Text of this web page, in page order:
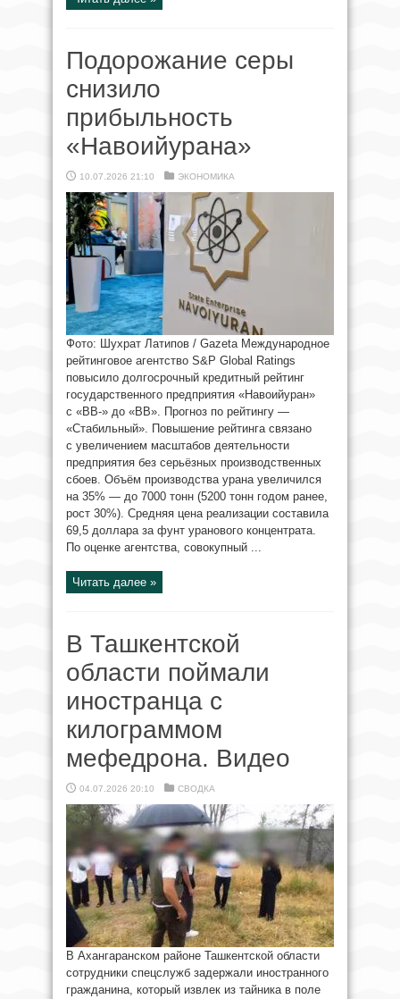
Подорожание серы
снизило
прибыльность
«Навоийурана»
10.07.2026 21:10 ЭКОНОМИКА
Фото: Шухрат Латипов / Gazeta Международное
рейтинговое агентство S&P Global Ratings
повысило долгосрочный кредитный рейтинг
государственного предприятия «Навоийуран»
с «BB-» до «BB». Прогноз по рейтингу —
«Стабильный». Повышение рейтинга связано
с увеличением масштабов деятельности
предприятия без серьёзных производственных
сбоев. Объём производства урана увеличился
на 35% — до 7000 тонн (5200 тонн годом ранее,
рост 30%). Средняя цена реализации составила
69,5 доллара за фунт уранового концентрата.
По оценке агентства, совокупный ...
Читать далее »
В Ташкентской
области поймали
иностранца с
килограммом
мефедрона. Видео
04.07.2026 20:10 СВОДКА
В Ахангаранском районе Ташкентской области
сотрудники спецслужб задержали иностранного
гражданина, который извлек из тайника в поле